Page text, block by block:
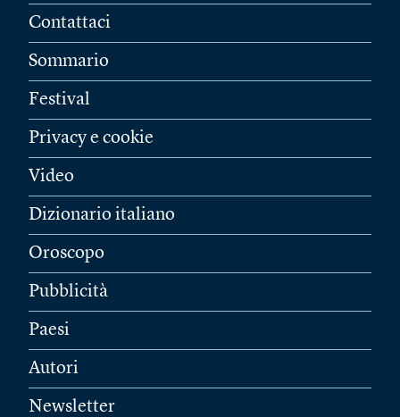
Contattaci
Sommario
Festival
Privacy e cookie
Video
Dizionario italiano
Oroscopo
Pubblicità
Paesi
Autori
Newsletter